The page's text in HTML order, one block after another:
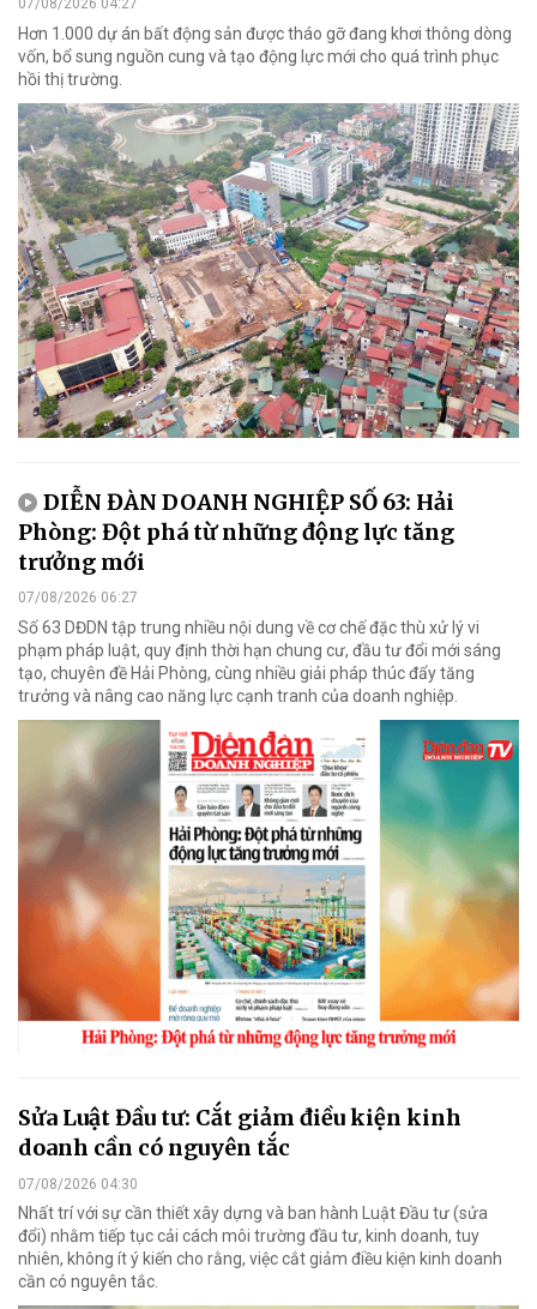
07/08/2026 04:27
Hơn 1.000 dự án bất động sản được tháo gỡ đang khơi thông dòng
vốn, bổ sung nguồn cung và tạo động lực mới cho quá trình phục
hồi thị trường.
DIỄN ĐÀN DOANH NGHIỆP SỐ 63: Hải
Phòng: Đột phá từ những động lực tăng
trưởng mới
07/08/2026 06:27
Số 63 DĐDN tập trung nhiều nội dung về cơ chế đặc thù xử lý vi
phạm pháp luật, quy định thời hạn chung cư, đầu tư đổi mới sáng
tạo, chuyên đề Hải Phòng, cùng nhiều giải pháp thúc đẩy tăng
trưởng và nâng cao năng lực cạnh tranh của doanh nghiệp.
Sửa Luật Đầu tư: Cắt giảm điều kiện kinh
doanh cần có nguyên tắc
07/08/2026 04:30
Nhất trí với sự cần thiết xây dựng và ban hành Luật Đầu tư (sửa
đổi) nhằm tiếp tục cải cách môi trường đầu tư, kinh doanh, tuy
nhiên, không ít ý kiến cho rằng, việc cắt giảm điều kiện kinh doanh
cần có nguyên tắc.